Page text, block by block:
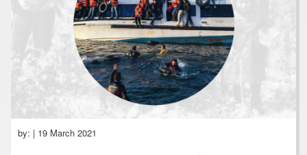
by: | 19 March 2021